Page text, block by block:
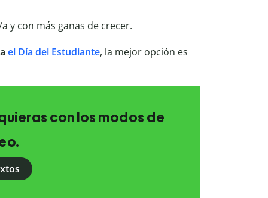
y con más ganas de crecer.
el Día del Estudiante, la mejor opción es
con los modos de